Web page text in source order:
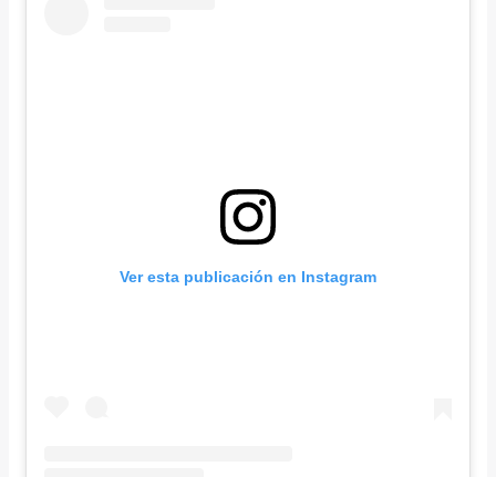
Ver esta publicación en Instagram